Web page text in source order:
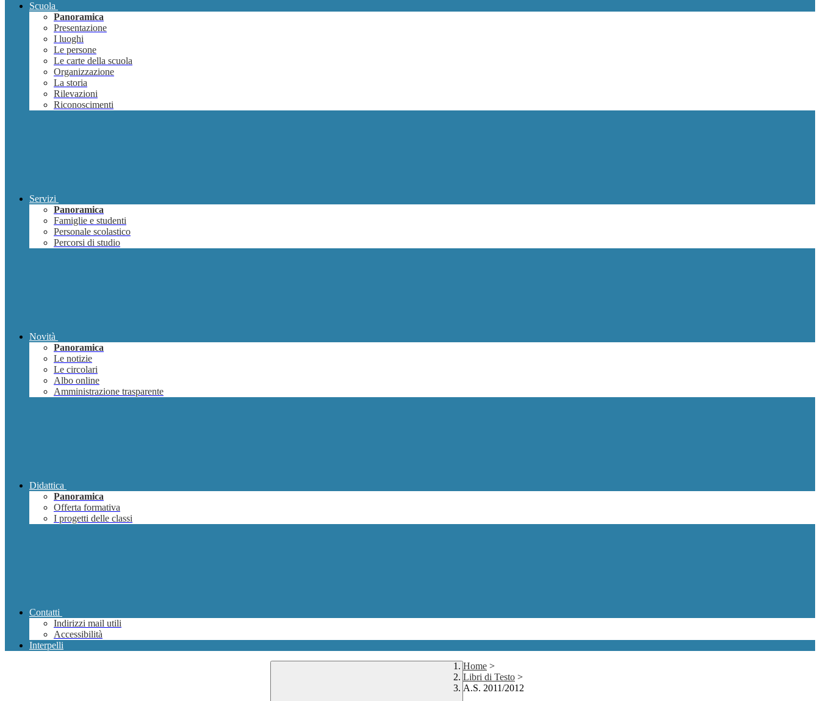
Scuola
Panoramica
Presentazione
I luoghi
Le persone
Le carte della scuola
Organizzazione
La storia
Rilevazioni
Riconoscimenti
Servizi
Panoramica
Famiglie e studenti
Personale scolastico
Percorsi di studio
Novità
Panoramica
Le notizie
Le circolari
Albo online
Amministrazione trasparente
Didattica
Panoramica
Offerta formativa
I progetti delle classi
Contatti
Indirizzi mail utili
Accessibilità
Interpelli
Home >
Libri di Testo >
A.S. 2011/2012